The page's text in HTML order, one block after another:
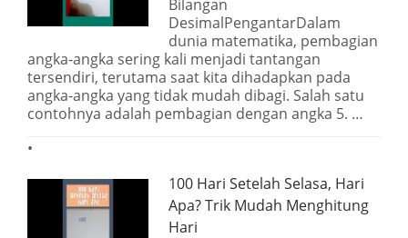
Bilangan
DesimalPengantarDalam
dunia matematika, pembagian
angka-angka sering kali menjadi tantangan
tersendiri, terutama saat kita dihadapkan pada
angka-angka yang tidak mudah dibagi. Salah satu
contohnya adalah pembagian dengan angka 5. …
100 Hari Setelah Selasa, Hari
Apa? Trik Mudah Menghitung
Hari